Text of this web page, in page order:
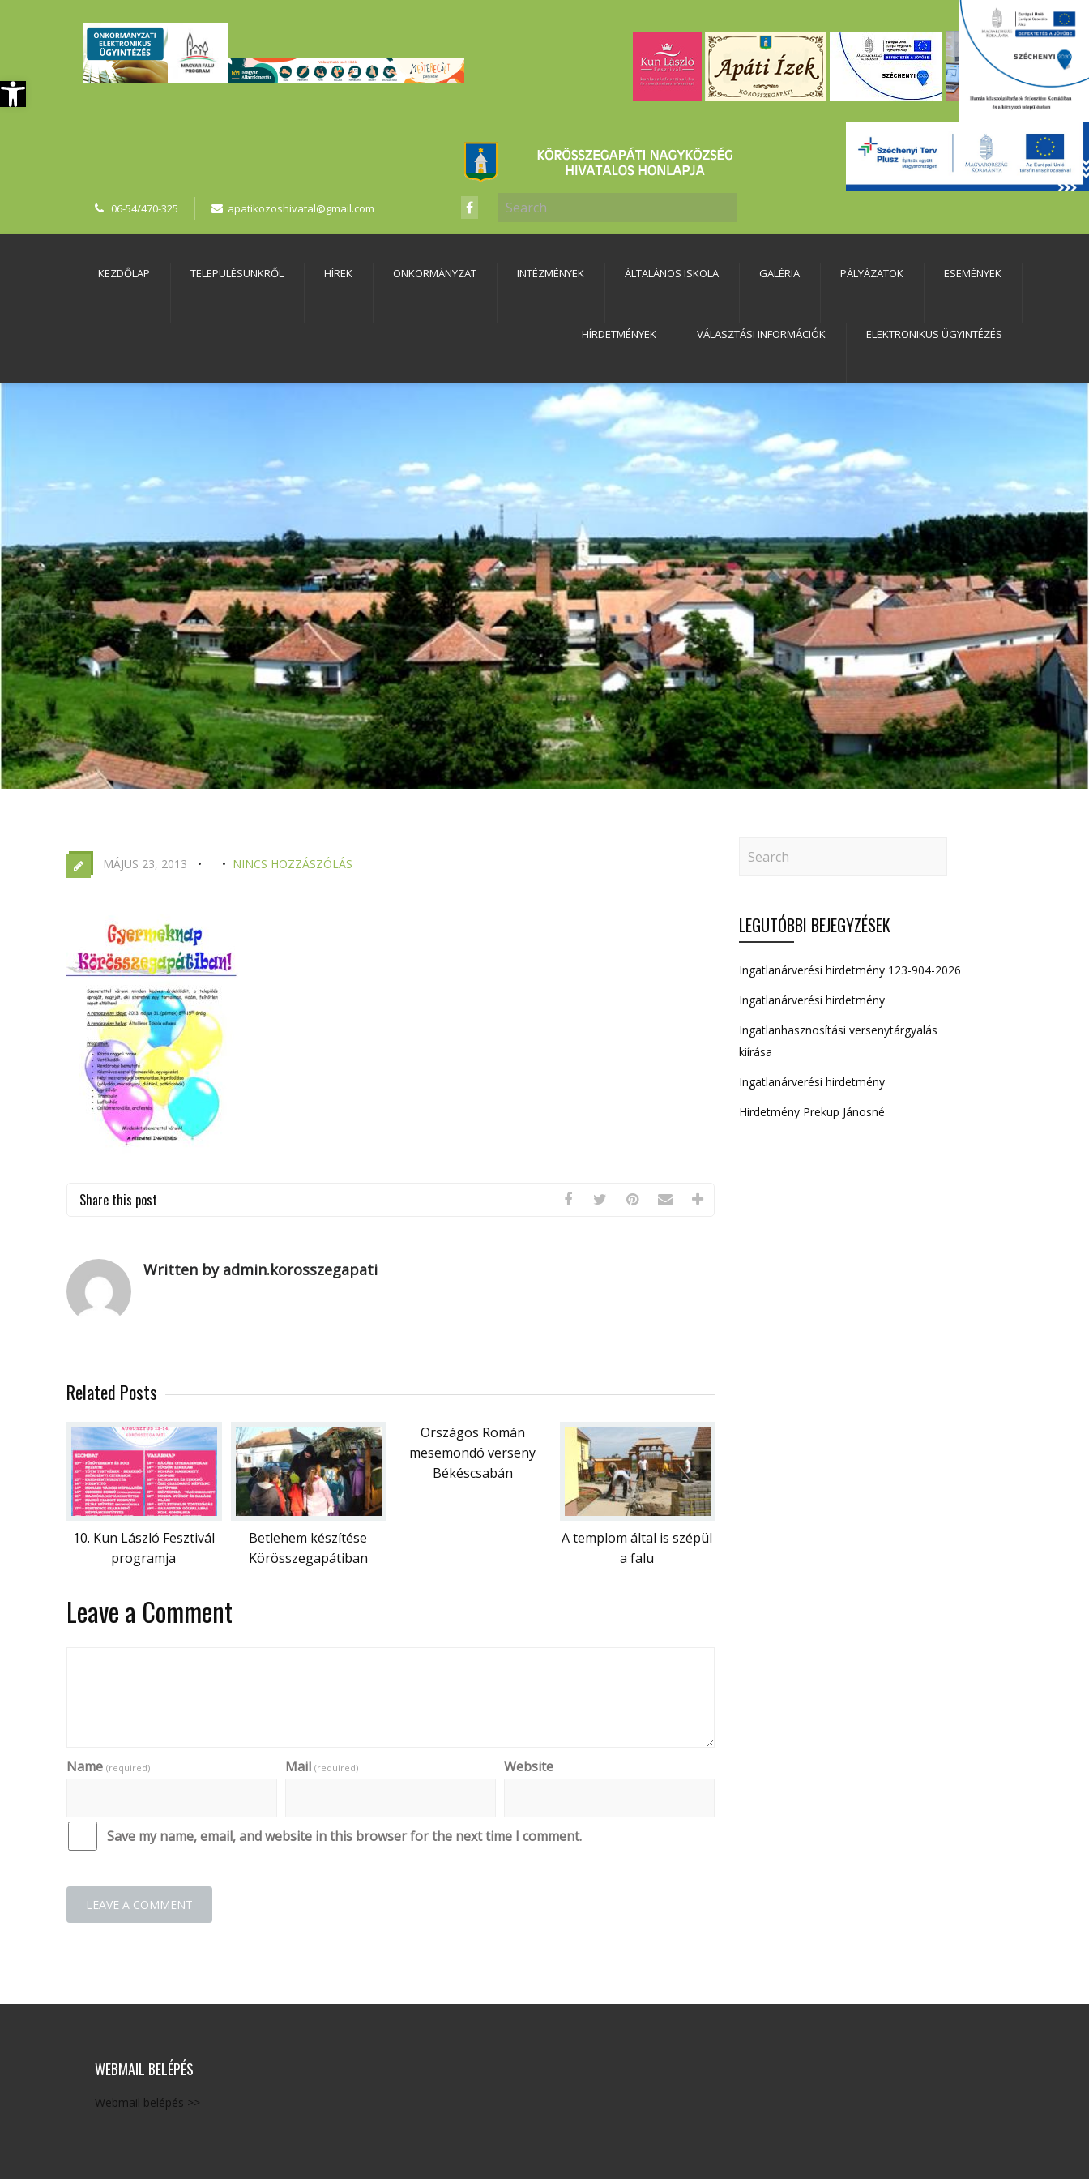
Eszköztár megnyitása
06-54/470-325 apatikozoshivatal@gmail.com
KEZDŐLAP TELEPÜLÉSÜNKRŐL HÍREK ÖNKORMÁNYZAT INTÉZMÉNYEK ÁLTALÁNOS ISKOLA GALÉRIA PÁLYÁZATOK ESEMÉNYEK
HÍRDETMÉNYEK VÁLASZTÁSI INFORMÁCIÓK ELEKTRONIKUS ÜGYINTÉZÉS
MÁJUS 23, 2013 NINCS HOZZÁSZÓLÁS
Share this post
Written by admin.korosszegapati
Related Posts
10. Kun László Fesztivál
programja
Betlehem készítése
Körösszegapátiban
Országos Román
mesemondó verseny
Békéscsabán
A templom által is szépül
a falu
Leave a Comment
Name (required) Mail (required) Website
Save my name, email, and website in this browser for the next time I comment.
LEGUTÓBBI BEJEGYZÉSEK
Ingatlanárverési hirdetmény 123-904-2026
Ingatlanárverési hirdetmény
Ingatlanhasznosítási versenytárgyalás
kiírása
Ingatlanárverési hirdetmény
Hirdetmény Prekup Jánosné
WEBMAIL BELÉPÉS
Webmail belépés >>